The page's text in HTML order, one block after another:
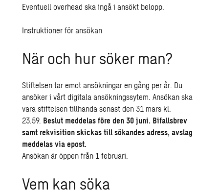
Eventuell overhead ska ingå i ansökt belopp.
Instruktioner för ansökan
När och hur söker man?
Stiftelsen tar emot ansökningar en gång per år. Du
ansöker i vårt digitala ansökningssytem. Ansökan ska
vara stiftelsen tillhanda senast den 31 mars kl.
23.59. Beslut meddelas före den 30 juni. Bifallsbrev
samt rekvisition skickas till sökandes adress, avslag
meddelas via epost.
Ansökan är öppen från 1 februari.
Vem kan söka